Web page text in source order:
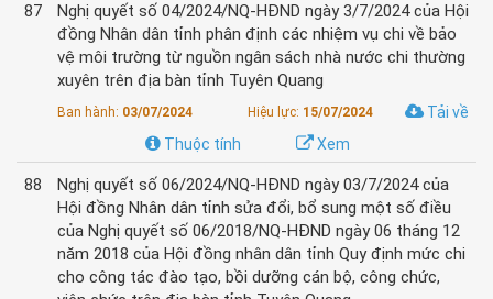
87
Nghị quyết số 04/2024/NQ-HĐND ngày 3/7/2024 của Hội
đồng Nhân dân tỉnh phân định các nhiệm vụ chi về bảo
vệ môi trường từ nguồn ngân sách nhà nước chi thường
xuyên trên địa bàn tỉnh Tuyên Quang
Ban hành: 03/07/2024 Hiệu lực: 15/07/2024
Tải về
Xem
Thuộc tính
88
Nghị quyết số 06/2024/NQ-HĐND ngày 03/7/2024 của
Hội đồng Nhân dân tỉnh sửa đổi, bổ sung một số điều
của Nghị quyết số 06/2018/NQ-HĐND ngày 06 tháng 12
năm 2018 của Hội đồng nhân dân tỉnh Quy định mức chi
cho công tác đào tạo, bồi dưỡng cán bộ, công chức,